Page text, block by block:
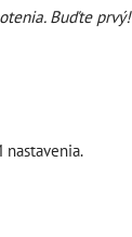
Buďte prvý!
nastavenia.